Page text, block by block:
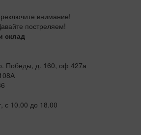
внимание!
постреляем!
склад
Победы, д. 160, оф 427а
с 10.00 до 18.00